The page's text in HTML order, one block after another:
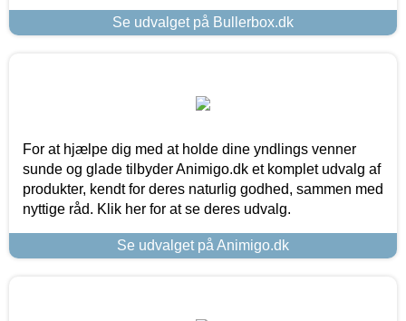
Se udvalget på Bullerbox.dk
For at hjælpe dig med at holde dine yndlings venner
sunde og glade tilbyder Animigo.dk et komplet udvalg af
produkter, kendt for deres naturlig godhed, sammen med
nyttige råd. Klik her for at se deres udvalg.
Se udvalget på Animigo.dk